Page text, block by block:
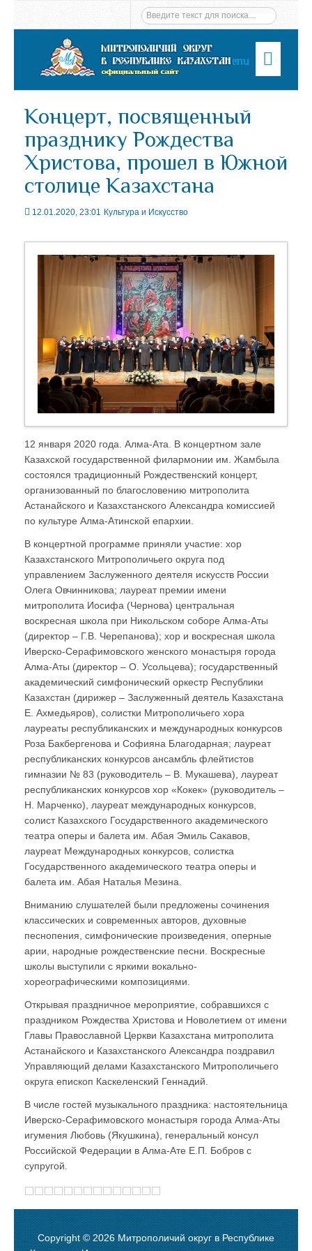
Menu
Концерт, посвященный
празднику Рождества
Христова, прошел в Южной
столице Казахстана
12.01.2020, 23:01 Культура и Искусство
12 января 2020 года. Алма-Ата. В концертном зале
Казахской государственной филармонии им. Жамбыла
состоялся традиционный Рождественский концерт,
организованный по благословению митрополита
Астанайского и Казахстанского Александра комиссией
по культуре Алма-Атинской епархии.
В концертной программе приняли участие: хор
Казахстанского Митрополичьего округа под
управлением Заслуженного деятеля искусств России
Олега Овчинникова; лауреат премии имени
митрополита Иосифа (Чернова) центральная
воскресная школа при Никольском соборе Алма-Аты
(директор – Г.В. Черепанова); хор и воскресная школа
Иверско-Серафимовского женского монастыря города
Алма-Аты (директор – О. Усольцева); государственный
академический симфонический оркестр Республики
Казахстан (дирижер – Заслуженный деятель Казахстана
Е. Ахмедьяров), солистки Митрополичьего хора
лауреаты республиканских и международных конкурсов
Роза Бакбергенова и Софияна Благодарная; лауреат
республиканских конкурсов ансамбль флейтистов
гимназии № 83 (руководитель – В. Мукашева), лауреат
республиканских конкурсов хор «Кокек» (руководитель –
Н. Марченко), лауреат международных конкурсов,
солист Казахского Государственного академического
театра оперы и балета им. Абая Эмиль Сакавов,
лауреат Международных конкурсов, солистка
Государственного академического театра оперы и
балета им. Абая Наталья Мезина.
Вниманию слушателей были предложены сочинения
классических и современных авторов, духовные
песнопения, симфонические произведения, оперные
арии, народные рождественские песни. Воскресные
школы выступили с яркими вокально-
хореографическими композициями.
Открывая праздничное мероприятие, собравшихся с
праздником Рождества Христова и Новолетием от имени
Главы Православной Церкви Казахстана митрополита
Астанайского и Казахстанского Александра поздравил
Управляющий делами Казахстанского Митрополичьего
округа епископ Каскеленский Геннадий.
В числе гостей музыкального праздника: настоятельница
Иверско-Серафимовского монастыря города Алма-Аты
игумения Любовь (Якушкина), генеральный консул
Российской Федерации в Алма-Ате Е.П. Бобров с
супругой.
Copyright © 2026 Митрополичий округ в Республике